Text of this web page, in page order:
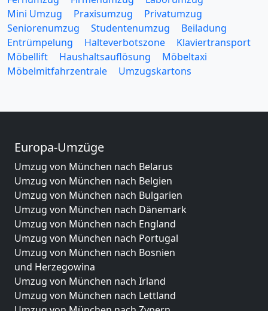
Mini Umzug
Praxisumzug
Privatumzug
Seniorenumzug
Studentenumzug
Beiladung
Entrümpelung
Halteverbotszone
Klaviertransport
Möbellift
Haushaltsauflösung
Möbeltaxi
Möbelmitfahrzentrale
Umzugskartons
Europa-Umzüge
Umzug von München nach Belarus
Umzug von München nach Belgien
Umzug von München nach Bulgarien
Umzug von München nach Dänemark
Umzug von München nach England
Umzug von München nach Portugal
Umzug von München nach Bosnien
und Herzegowina
Umzug von München nach Irland
Umzug von München nach Lettland